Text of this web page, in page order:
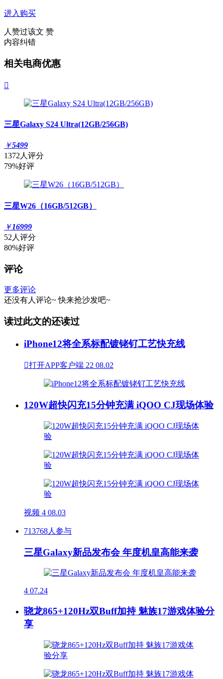
进入购买
人赞过该文 赞
内容纠错
相关电商优惠

三星Galaxy S24 Ultra(12GB/256GB)
￥5499
1372人评分
79%好评
三星W26（16GB/512GB）
￥16999
52人评分
80%好评
评论
更多评论
还没有人评论~ 快来抢沙发吧~
读过此文的还读过
iPhone12将全系标配镀铑钌工艺快充线
打开APP客户端 22 08.02
120W超快闪充15分钟充满 iQOO CJ现场体验
视频 4 08.03
713768人参与
三星Galaxy新品发布会 年度机皇高能来袭
4 07.24
骁龙865+120Hz双Buff加持 魅族17游戏体验分
享